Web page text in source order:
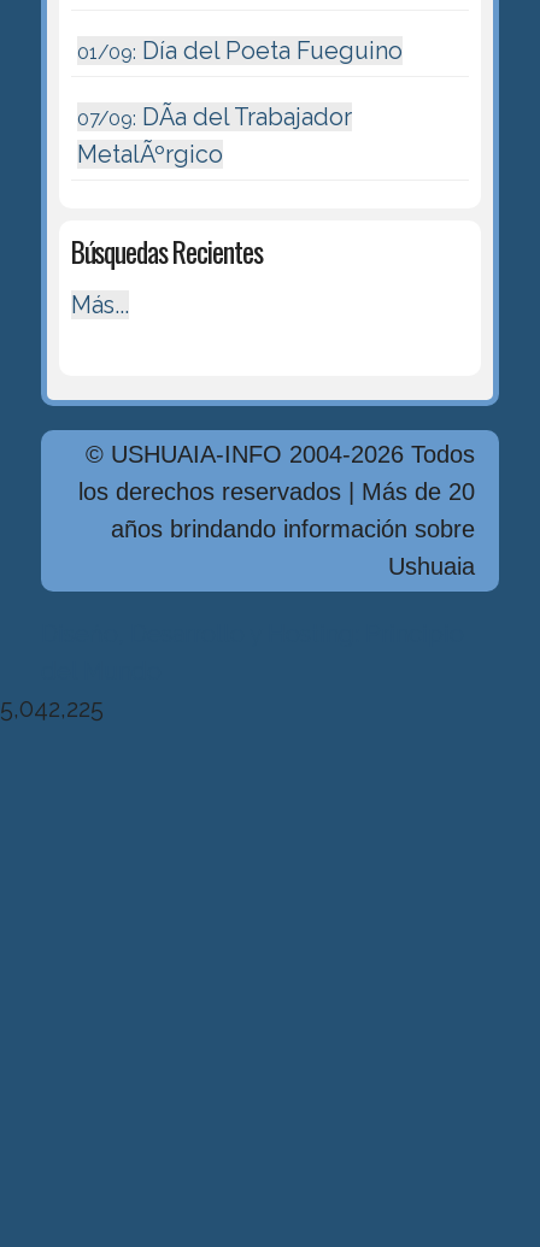
01/09: Día del Poeta Fueguino
07/09: DÃ­a del Trabajador
MetalÃºrgico
Búsquedas Recientes
Más...
© USHUAIA-INFO 2004-2026 Todos
los derechos reservados | Más de 20
años brindando información sobre
Ushuaia
5,042,225